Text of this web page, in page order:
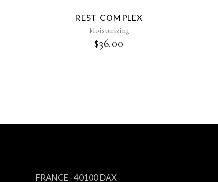
REST COMPLEX
Moisturizing
$36.00
FRANCE - 40100 DAX